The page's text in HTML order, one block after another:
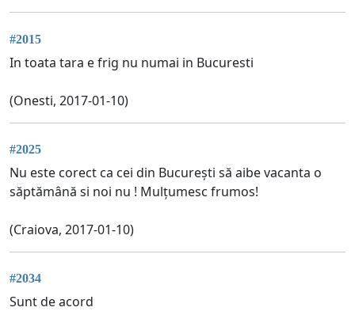
#2015
In toata tara e frig nu numai in Bucuresti
(Onesti, 2017-01-10)
#2025
Nu este corect ca cei din București să aibe vacanta o
săptămână si noi nu ! Mulțumesc frumos!
(Craiova, 2017-01-10)
#2034
Sunt de acord